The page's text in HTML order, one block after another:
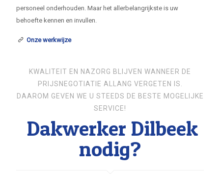
personeel onderhouden. Maar het allerbelangrijkste is uw
behoefte kennen en invullen.
Onze werkwijze
KWALITEIT EN NAZORG BLIJVEN WANNEER DE
PRIJSNEGOTIATIE ALLANG VERGETEN IS.
DAAROM GEVEN WE U STEEDS DE BESTE MOGELIJKE
SERVICE!
Dakwerker Dilbeek
nodig?